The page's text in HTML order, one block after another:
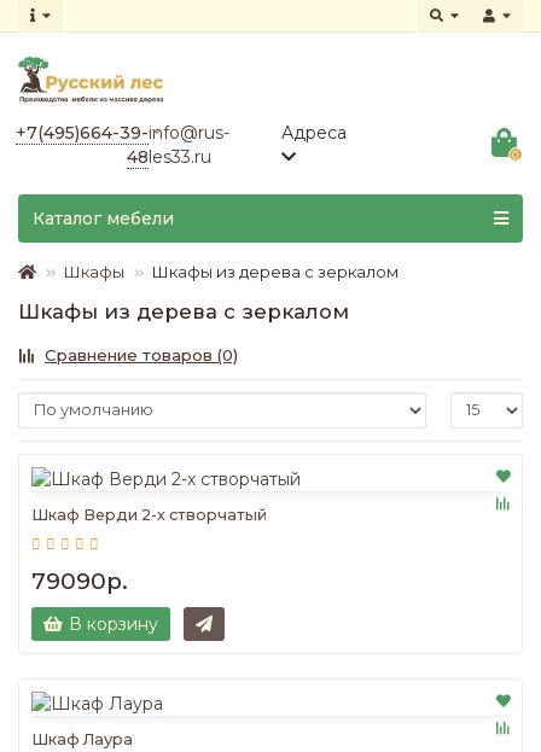
+7(495)664-39-
48
info@rus-
les33.ru
Адреса
0
Каталог мебели
Шкафы Шкафы из дерева с зеркалом
Шкафы из дерева с зеркалом
Сравнение товаров (0)
Шкаф Верди 2-х створчатый
79090р.
В корзину
Шкаф Лаура